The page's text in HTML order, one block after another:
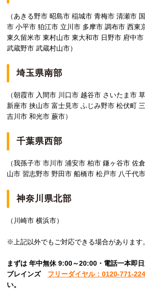
（あきる野市 昭島市 稲城市 青梅市 清瀬市
市 小平市 狛江市 立川市 多摩市 調布市 西東
東久留米市 東村山市 東大和市 日野市 府中
武蔵野市 武蔵村山市）
埼玉県南部
（朝霞市 入間市 川口市 越谷市 さいたま市
新座市 挟山市 富士見市 ふじみ野市 松伏町
吉川市 和光市 蕨市）
千葉県西部
（我孫子市 市川市 浦安市 柏市 鎌ヶ谷市 佐
山市 習志野市 野田市 船橋市 松戸市 八千代市
神奈川県北部
（川崎市 横浜市）
※上記以外でもご対応できる場合があります。
まずは 年中無休 9:00～20:00・電話一本即
ブレインズ フリーダイヤル：0120-771-224
い。